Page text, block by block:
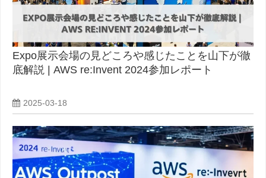
Expo展示会場の見どころや感じたことを山下が徹
底解説 | AWS re:Invent 2024参加レポート
2025-03-18